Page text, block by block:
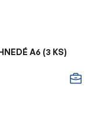
A6 (3 KS)